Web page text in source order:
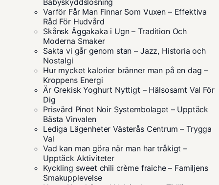
Babyskyddslösning
Varför Får Man Finnar Som Vuxen – Effektiva
Råd För Hudvård
Skånsk Äggakaka i Ugn – Tradition Och
Moderna Smaker
Sakta vi går genom stan – Jazz, Historia och
Nostalgi
Hur mycket kalorier bränner man på en dag –
Kroppens Energi
Är Grekisk Yoghurt Nyttigt – Hälsosamt Val För
Dig
Prisvärd Pinot Noir Systembolaget – Upptäck
Bästa Vinvalen
Lediga Lägenheter Västerås Centrum – Trygga
Val
Vad kan man göra när man har tråkigt –
Upptäck Aktiviteter
Kyckling sweet chili crème fraiche – Familjens
Smakupplevelse